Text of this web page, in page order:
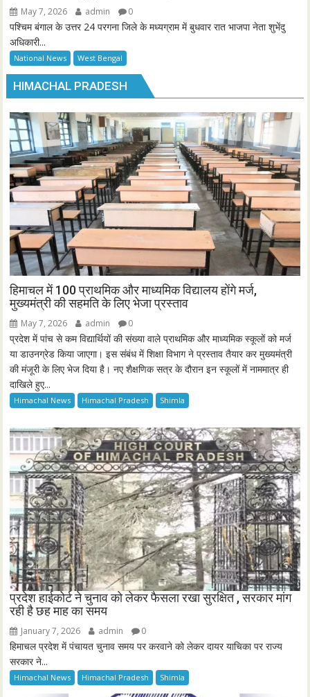
May 7, 2026 admin 0
पश्चिम बंगाल के उत्तर 24 परगना जिले के मध्यग्राम में बुधवार रात भाजपा नेता शुभेंदु
अधिकारी...
National News West Bengal
HIMACHAL PRADESH
हिमाचल में 100 प्राथमिक और माध्यमिक विद्यालय होंगे मर्ज,
मुख्यमंत्री की सहमति के लिए भेजा प्रस्ताव
May 7, 2026 admin 0
प्रदेश में पांच से कम विद्यार्थियों की संख्या वाले प्राथमिक और माध्यमिक स्कूलों को मर्ज
या डाउनग्रेड किया जाएगा। इस संबंध में शिक्षा विभाग ने प्रस्ताव तैयार कर मुख्यमंत्री
की मंजूरी के लिए भेज दिया है। नए शैक्षणिक सत्र के दौरान इन स्कूलों में नाममात्र ही
दाखिले हुए...
Himachal News Himachal Pradesh Shimla
प्रदेश हाईकोर्ट ने चुनाव को लेकर फैसला रखा सुरक्षित , सरकार मांग
रही है छह माह का समय
January 7, 2026 admin 0
हिमाचल प्रदेश में पंचायत चुनाव समय पर करवाने को लेकर दायर याचिका पर राज्य
सरकार ने...
Himachal News Himachal Pradesh Shimla